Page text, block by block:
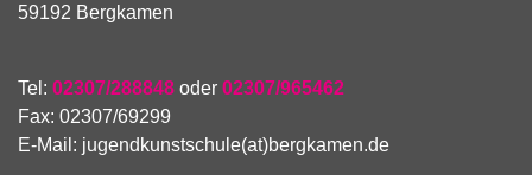
59192 Bergkamen
Tel: 02307/288848 oder 02307/965462
Fax: 02307/69299
E-Mail: jugendkunstschule(at)bergkamen.de